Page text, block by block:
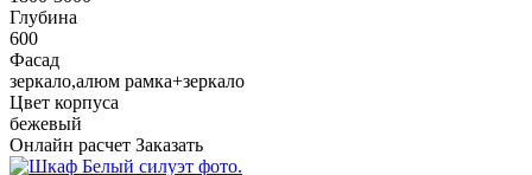
Глубина
600
Фасад
зеркало,алюм рамка+зеркало
Цвет корпуса
бежевый
Онлайн расчет Заказать